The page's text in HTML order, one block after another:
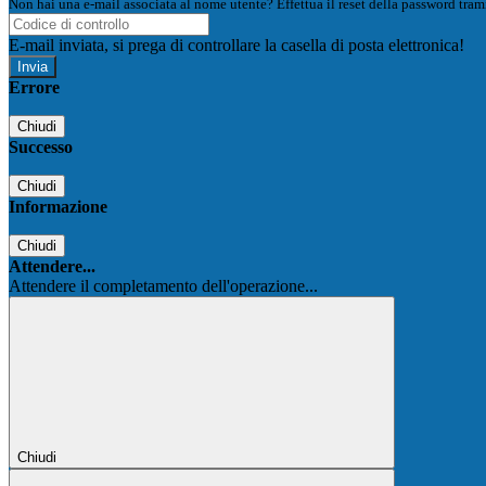
Non hai una e-mail associata al nome utente? Effettua il reset della password
E-mail inviata, si prega di controllare la casella di posta elettronica!
Errore
Chiudi
Successo
Chiudi
Informazione
Chiudi
Attendere...
Attendere il completamento dell'operazione...
Chiudi